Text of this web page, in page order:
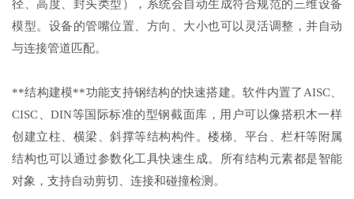
径、高度、封头类型），系统会自动生成符合规范的三维设备
模型。设备的管嘴位置、方向、大小也可以灵活调整，并自动
与连接管道匹配。
**结构建模**功能支持钢结构的快速搭建。软件内置了AISC、
CISC、DIN等国际标准的型钢截面库，用户可以像搭积木一样
创建立柱、横梁、斜撑等结构构件。楼梯、平台、栏杆等附属
结构也可以通过参数化工具快速生成。所有结构元素都是智能
对象，支持自动剪切、连接和碰撞检测。